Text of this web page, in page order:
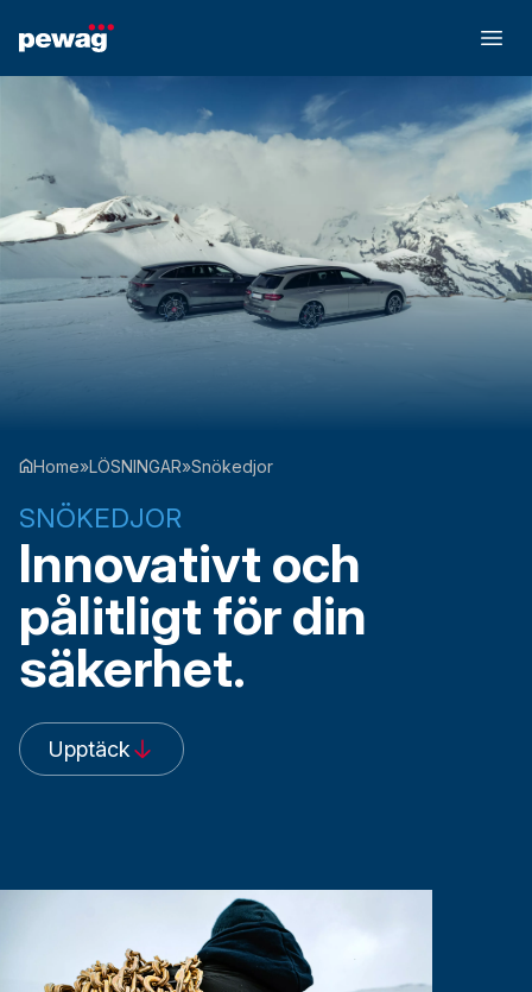
Home»LÖSNINGAR»Snökedjor
SNÖKEDJOR
Innovativt och
pålitligt för din
säkerhet.
Upptäck